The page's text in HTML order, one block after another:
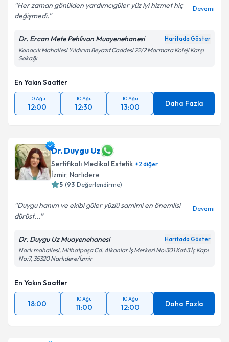
Her zaman gönülden yardımcıgüler yüz iyi hizmet hiç
değişmedi.
Devamı
Dr. Ercan Mete Pehlivan Muayenehanesi Haritada Göster
Konacık Mahallesi Yıldırım Beyazıt Caddesi 22/2 Marmara Koleji Karşı
Sokağı
En Yakın Saatler
10 Ağu
12:00
10 Ağu
12:30
10 Ağu
13:00 Daha Fazla
Dr. Duygu Uz
Sertifikalı Medikal Estetik +2 diğer
İzmir, Narlıdere
5 (93 Değerlendirme)
Duygu hanım ve ekibi güler yüzlü samimi en önemlisi
dürüst...
Devamı
Dr. Duygu Uz Muayenehanesi Haritada Göster
Narlı mahallesi, Mithatpaşa Cd. Alkanlar İş Merkezi No:301 Kat:3 İç Kapı
No:7, 35320 Narlıdere/İzmir
En Yakın Saatler
18:00
10 Ağu
11:00
10 Ağu
12:00 Daha Fazla